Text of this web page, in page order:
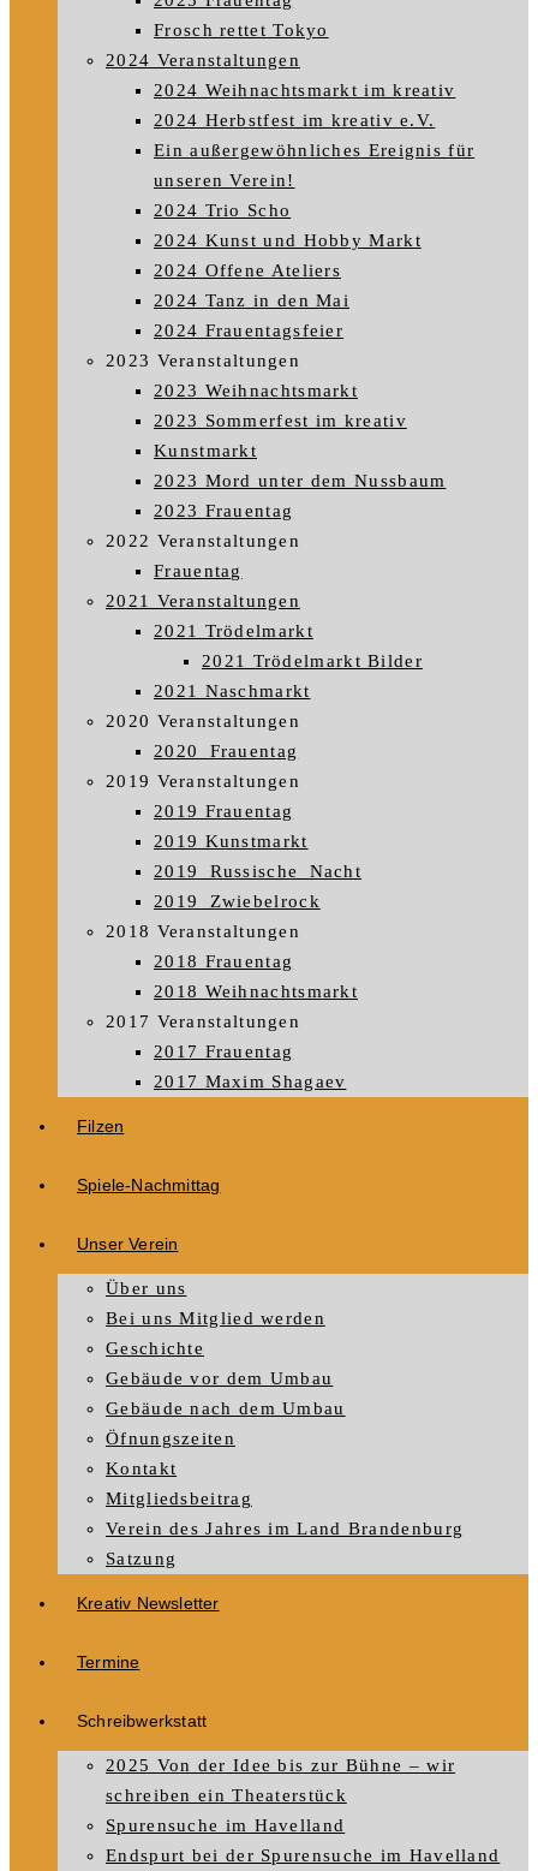
Frosch rettet Tokyo
2024 Veranstaltungen
2024 Weihnachtsmarkt im kreativ
2024 Herbstfest im kreativ e.V.
Ein außergewöhnliches Ereignis für
unseren Verein!
2024 Trio Scho
2024 Kunst und Hobby Markt
2024 Offene Ateliers
2024 Tanz in den Mai
2024 Frauentagsfeier
2023 Veranstaltungen
2023 Weihnachtsmarkt
2023 Sommerfest im kreativ
Kunstmarkt
2023 Mord unter dem Nussbaum
2023 Frauentag
2022 Veranstaltungen
Frauentag
2021 Veranstaltungen
2021 Trödelmarkt
2021 Trödelmarkt Bilder
2021 Naschmarkt
2020 Veranstaltungen
2020_Frauentag
2019 Veranstaltungen
2019 Frauentag
2019 Kunstmarkt
2019_Russische_Nacht
2019_Zwiebelrock
2018 Veranstaltungen
2018 Frauentag
2018 Weihnachtsmarkt
2017 Veranstaltungen
2017 Frauentag
2017 Maxim Shagaev
Filzen
Spiele-Nachmittag
Unser Verein
Über uns
Bei uns Mitglied werden
Geschichte
Gebäude vor dem Umbau
Gebäude nach dem Umbau
Öfnungszeiten
Kontakt
Mitgliedsbeitrag
Verein des Jahres im Land Brandenburg
Satzung
Kreativ Newsletter
Termine
Schreibwerkstatt
2025 Von der Idee bis zur Bühne – wir
schreiben ein Theaterstück
Spurensuche im Havelland
Endspurt bei der Spurensuche im Havelland